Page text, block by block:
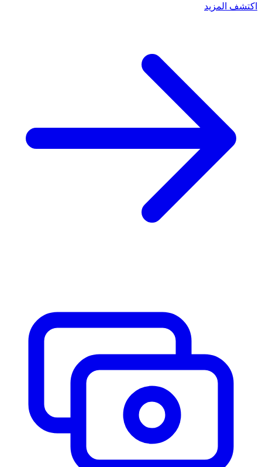
اكتشف المزيد